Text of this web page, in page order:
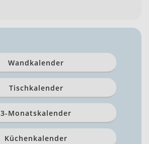
Wandkalender
Tischkalender
3-Monatskalender
Küchenkalender